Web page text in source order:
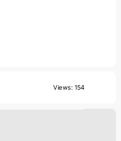
Views: 154